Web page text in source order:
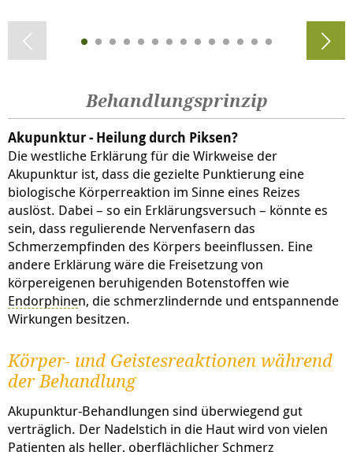
Behandlungsprinzip
Akupunktur - Heilung durch Piksen?
Die westliche Erklärung für die Wirkweise der
Akupunktur ist, dass die gezielte Punktierung eine
biologische Körperreaktion im Sinne eines Reizes
auslöst. Dabei – so ein Erklärungsversuch – könnte es
sein, dass regulierende Nervenfasern das
Schmerzempfinden des Körpers beeinflussen. Eine
andere Erklärung wäre die Freisetzung von
körpereigenen beruhigenden Botenstoffen wie
Endorphinen, die schmerzlindernde und entspannende
Wirkungen besitzen.
Körper- und Geistesreaktionen während
der Behandlung
Akupunktur-Behandlungen sind überwiegend gut
verträglich. Der Nadelstich in die Haut wird von vielen
Patienten als heller, oberflächlicher Schmerz